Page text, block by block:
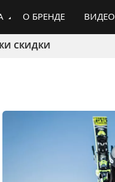
О БРЕНДЕ ВИДЕО
СКИДКИ